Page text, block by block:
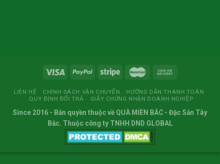
LIÊN HỆ CHÍNH SÁCH VẬN CHUYỂN
HƯỚNG DẪN THANH TOÁN
QUY ĐỊNH ĐỔI TRẢ
GIẤY CHỨNG NHẬN DOANH NGHIỆP
Since 2016 - Bản quyền thuộc về QUÀ MIỀN BẮC - Đặc Sản Tây
Bắc. Thuộc công ty TNHH DND GLOBAL